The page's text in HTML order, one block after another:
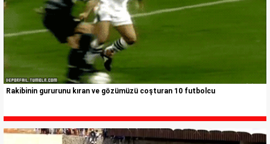
Rakibinin gururunu kıran ve gözümüzü coşturan 10 futbolcu